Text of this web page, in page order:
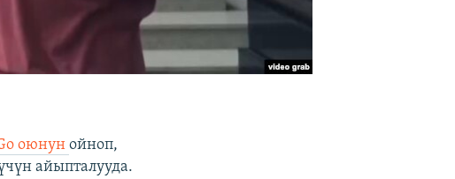
оюнунойноп,
айыпталууда.